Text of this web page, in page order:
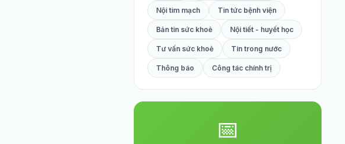
Nội tim mạch Tin tức bệnh viện
Bản tin sức khoẻ Nội tiết - huyết học
Tư vấn sức khoẻ Tin trong nước
Thông báo Công tác chính trị
📅